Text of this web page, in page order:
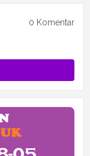
0 Komentar